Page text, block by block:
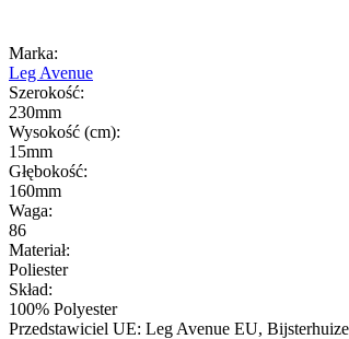
Marka:
Leg Avenue
Szerokość:
230mm
Wysokość (cm):
15mm
Głębokość:
160mm
Waga:
86
Materiał:
Poliester
Skład:
100% Polyester
Przedstawiciel UE: Leg Avenue EU,